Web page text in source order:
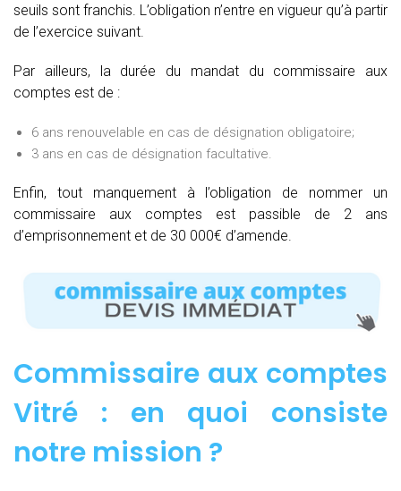
seuils sont franchis. L’obligation n’entre en vigueur qu’à partir
de l’exercice suivant.
Par ailleurs, la durée du mandat du commissaire aux
comptes est de :
6 ans renouvelable en cas de désignation obligatoire;
3 ans en cas de désignation facultative.
Enfin, tout manquement à l’obligation de nommer un
commissaire aux comptes est passible de 2 ans
d’emprisonnement et de 30 000€ d’amende.
Commissaire aux comptes
Vitré : en quoi consiste
notre mission ?